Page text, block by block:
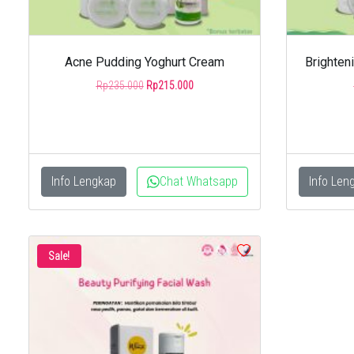
Acne Pudding Yoghurt Cream
Rp235.000 Original
Rp215.000Current
Info Lengkap Chat Whatsapp Info
Sale!